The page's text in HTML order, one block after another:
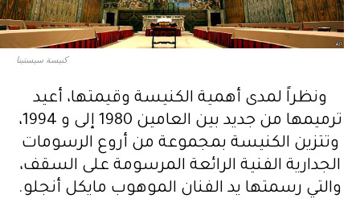
كنيسة سيستينا
ونظراً لمدى أهمية الكنيسة وقيمتها، أعيد
ترميمها من جديد بين العامين 1980 إلى و 1994،
وتتزين الكنيسة بمجموعة من أروع الرسومات
الجدارية الفنية الرائعة المرسومة على السقف،
والتي رسمتها يد الفنان الموهوب مايكل أنجلو.